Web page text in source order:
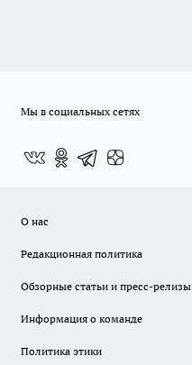
Мы в социальных сетях
О нас
Редакционная политика
Обзорные статьи и пресс-релизы
Информация о команде
Политика этики